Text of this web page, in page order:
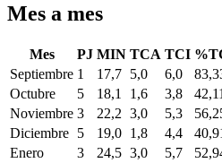
Mes a mes
Mes PJ MIN TCA TCI
Septiembre 1 17,7 5,0 6,0
Octubre
5 18,1 1,6 3,8 42,11
Noviembre 3 22,2 3,0 5,3
Diciembre 5 19,0 1,8 4,4
Enero
3 24,5 3,0 5,7